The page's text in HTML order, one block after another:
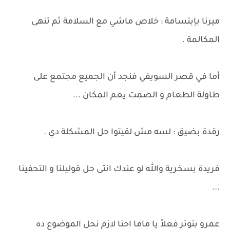
ميرنا بإبتسامة : خلاص ماشي مع السلامة ثم تنهى
المكالمة .
أما في قصر السويفي فنجد أن الجميع مجتمع على
طاولة الطعام و الصمت يعم المكان ...
رقدة بضيق : لسه مش لقيتوا حل المشكلة دي .
فريدة بسخرية والله لو عندك انتى حل قوليلنا و التحفينا
...
عمرو بتوتر فعلاً يا ماما احنا لازم نحل الموضوع ده